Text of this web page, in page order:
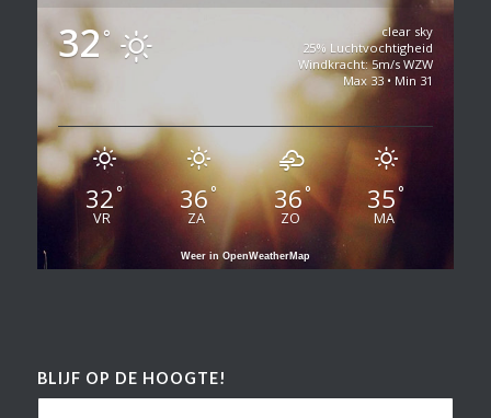
32°
clear sky
25% Luchtvochtigheid
Windkracht: 5m/s WZW
Max 33 • Min 31
32°
VR
36°
ZA
36°
ZO
35°
MA
Weer in OpenWeatherMap
BLIJF OP DE HOOGTE!